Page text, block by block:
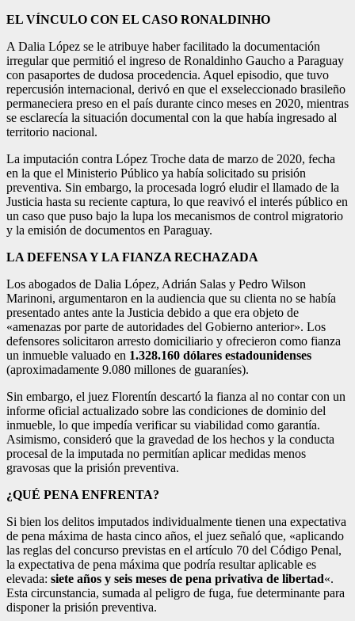
EL VÍNCULO CON EL CASO RONALDINHO
A Dalia López se le atribuye haber facilitado la documentación
irregular que permitió el ingreso de Ronaldinho Gaucho a Paraguay
con pasaportes de dudosa procedencia. Aquel episodio, que tuvo
repercusión internacional, derivó en que el exseleccionado brasileño
permaneciera preso en el país durante cinco meses en 2020, mientras
se esclarecía la situación documental con la que había ingresado al
territorio nacional.
La imputación contra López Troche data de marzo de 2020, fecha
en la que el Ministerio Público ya había solicitado su prisión
preventiva. Sin embargo, la procesada logró eludir el llamado de la
Justicia hasta su reciente captura, lo que reavivó el interés público en
un caso que puso bajo la lupa los mecanismos de control migratorio
y la emisión de documentos en Paraguay.
LA DEFENSA Y LA FIANZA RECHAZADA
Los abogados de Dalia López, Adrián Salas y Pedro Wilson
Marinoni, argumentaron en la audiencia que su clienta no se había
presentado antes ante la Justicia debido a que era objeto de
«amenazas por parte de autoridades del Gobierno anterior». Los
defensores solicitaron arresto domiciliario y ofrecieron como fianza
un inmueble valuado en 1.328.160 dólares estadounidenses
(aproximadamente 9.080 millones de guaraníes).
Sin embargo, el juez Florentín descartó la fianza al no contar con un
informe oficial actualizado sobre las condiciones de dominio del
inmueble, lo que impedía verificar su viabilidad como garantía.
Asimismo, consideró que la gravedad de los hechos y la conducta
procesal de la imputada no permitían aplicar medidas menos
gravosas que la prisión preventiva.
¿QUÉ PENA ENFRENTA?
Si bien los delitos imputados individualmente tienen una expectativa
de pena máxima de hasta cinco años, el juez señaló que, «aplicando
las reglas del concurso previstas en el artículo 70 del Código Penal,
la expectativa de pena máxima que podría resultar aplicable es
elevada: siete años y seis meses de pena privativa de libertad«.
Esta circunstancia, sumada al peligro de fuga, fue determinante para
disponer la prisión preventiva.